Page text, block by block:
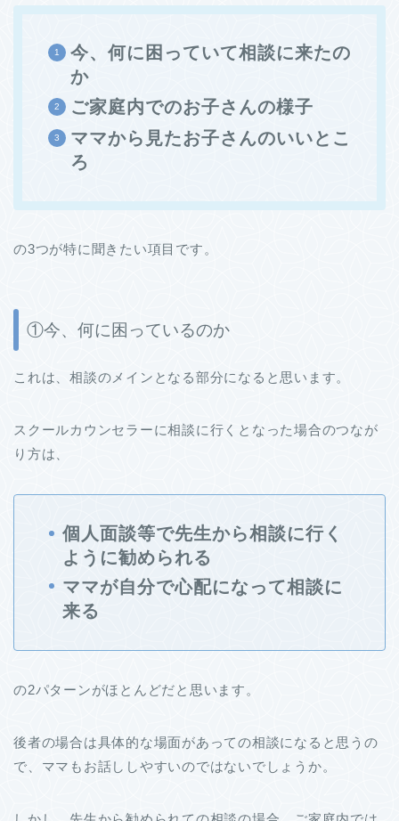
今、何に困っていて相談に来たの
か
ご家庭内でのお子さんの様子
ママから見たお子さんのいいとこ
ろ
の3つが特に聞きたい項目です。
①今、何に困っているのか
これは、相談のメインとなる部分になると思います。
スクールカウンセラーに相談に行くとなった場合のつなが
り方は、
個人面談等で先生から相談に行く
ように勧められる
ママが自分で心配になって相談に
来る
の2パターンがほとんどだと思います。
後者の場合は具体的な場面があっての相談になると思うの
で、ママもお話ししやすいのではないでしょうか。